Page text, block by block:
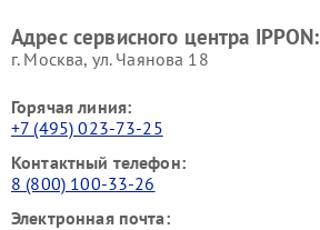
Адрес сервисного центра IPPON:
г. Москва, ул. Чаянова 18
Горячая линия:
+7 (495) 023-73-25
Контактный телефон:
8 (800) 100-33-26
Электронная почта: